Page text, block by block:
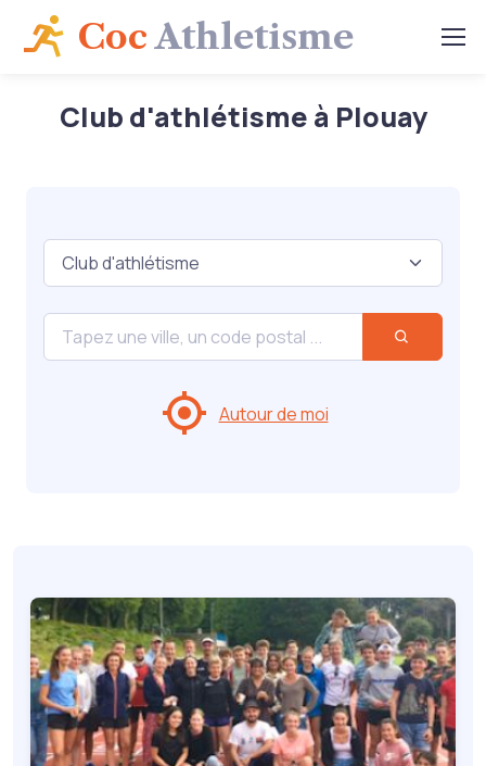
CocAthletisme
Club d'athlétisme à Plouay
Autour de moi